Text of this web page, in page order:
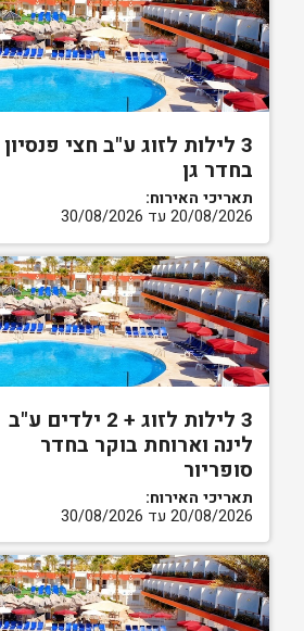
3 לילות לזוג ע"ב חצי פנסיון
בחדר גן
תאריכי האירוח:
20/08/2026 עד 30/08/2026
3 לילות לזוג + 2 ילדים ע"ב
לינה וארוחת בוקר בחדר
סופריור
תאריכי האירוח:
20/08/2026 עד 30/08/2026